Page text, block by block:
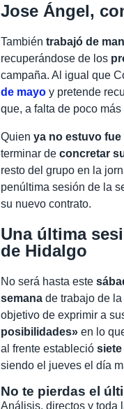
Jose Ángel,
Tambiéntrabajó de
recuperándose de los
campaña. Al igual que
de mayo y pretende
que, a falta de poco
Quienya no estuvo fue
terminar deconcretar
resto del grupo en la
penúltima sesión de la
su nuevo contrato.
Una última
de Hidalgo
No será hasta este
semana de trabajo de
objetivo de exprimir a
posibilidades» en lo
al frente estableció
siendo el jueves el día
No te pierdas el
Análisis, directos y toda